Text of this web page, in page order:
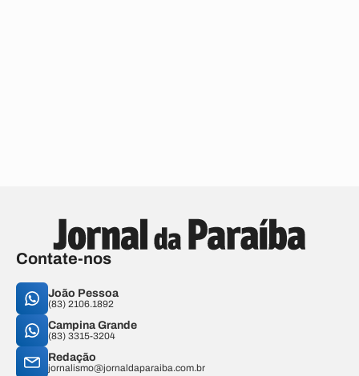
Contate-nos
João Pessoa
(83) 2106.1892
Campina Grande
(83) 3315-3204
Redação
jornalismo@jornaldaparaiba.com.br